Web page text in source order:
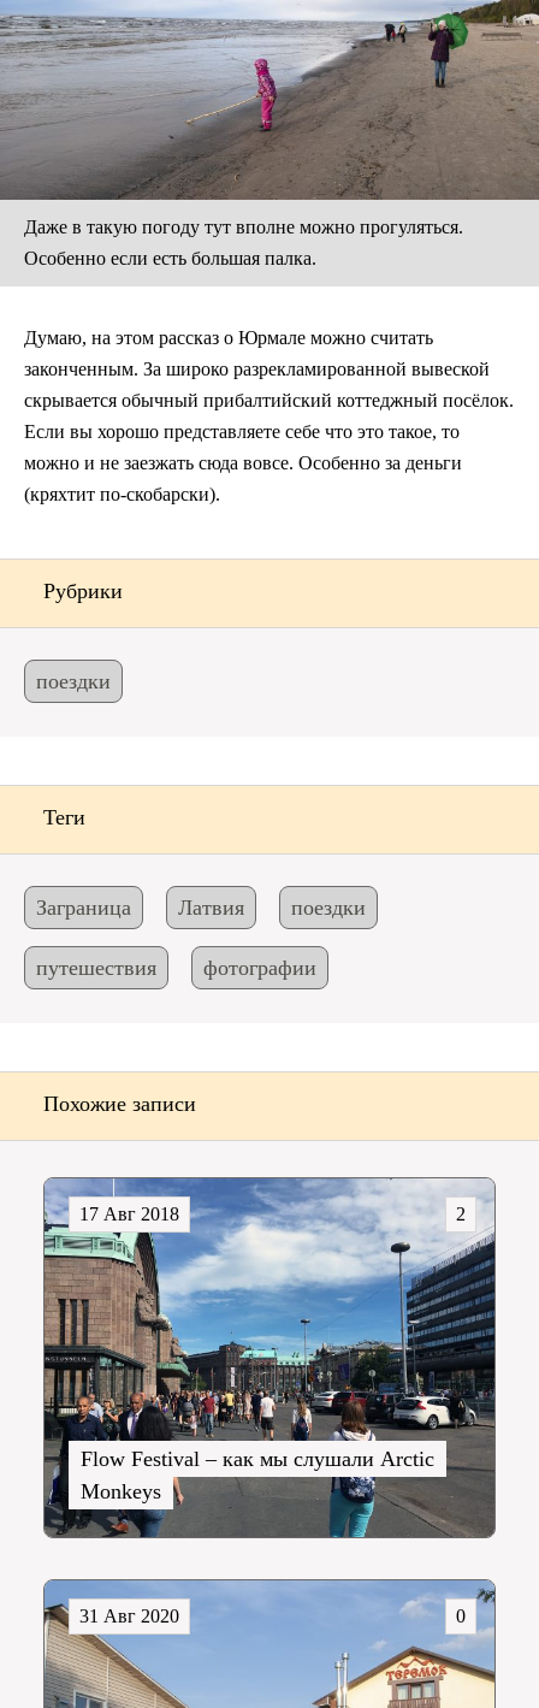
Даже в такую погоду тут вполне можно прогуляться.
Особенно если есть большая палка.
Думаю, на этом рассказ о Юрмале можно считать
законченным. За широко разрекламированной вывеской
скрывается обычный прибалтийский коттеджный посёлок.
Если вы хорошо представляете себе что это такое, то
можно и не заезжать сюда вовсе. Особенно за деньги
(кряхтит по-скобарски).
Рубрики
поездки
Теги
Заграница Латвия поездки
путешествия фотографии
Похожие записи
Flow Festival – как мы слушали Arctic
Monkeys
2
17 Авг 2018
0
31 Авг 2020